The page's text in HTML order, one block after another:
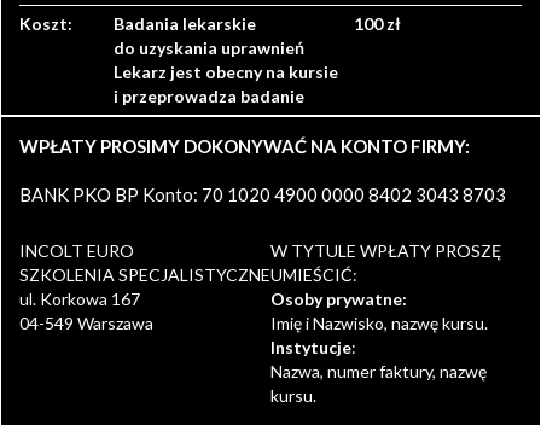
Koszt:
Badania lekarskie
do uzyskania uprawnień
Lekarz jest obecny na kursie
i przeprowadza badanie
100 zł
WPŁATY PROSIMY DOKONYWAĆ NA KONTO FIRMY:
BANK PKO BP Konto: 70 1020 4900 0000 8402 3043 8703
INCOLT EURO
SZKOLENIA SPECJALISTYCZNE
ul. Korkowa 167
04-549 Warszawa
W TYTULE WPŁATY PROSZĘ
UMIEŚCIĆ:
Osoby prywatne:
Imię i Nazwisko, nazwę kursu.
Instytucje:
Nazwa, numer faktury, nazwę
kursu.